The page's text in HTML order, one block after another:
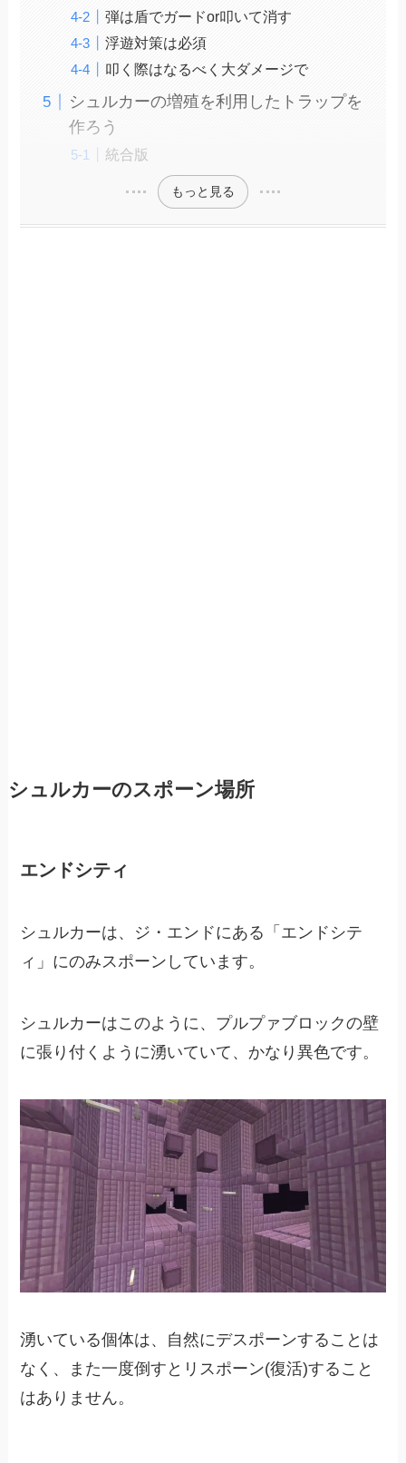
弾は盾でガードor叩いて消す
浮遊対策は必須
叩く際はなるべく大ダメージで
シュルカーの増殖を利用したトラップを
作ろう
統合版
もっと見る
シュルカーのスポーン場所
エンドシティ
シュルカーは、ジ・エンドにある「エンドシテ
ィ」にのみスポーンしています。
シュルカーはこのように、プルプァブロックの壁
に張り付くように湧いていて、かなり異色です。
湧いている個体は、自然にデスポーンすることは
なく、また一度倒すとリスポーン(復活)すること
はありません。